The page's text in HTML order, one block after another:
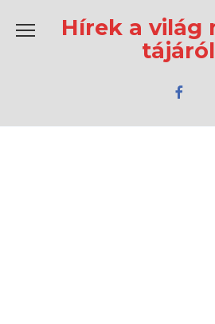
содержаниюHírek a világ
tájáról